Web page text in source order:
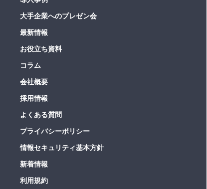
大手企業へのプレゼン会
最新情報
お役立ち資料
コラム
会社概要
採用情報
よくある質問
プライバシーポリシー
情報セキュリティ基本方針
新着情報
利用規約